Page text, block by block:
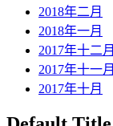
2018年二月
2018年一月
2017年十二月
2017年十一月
2017年十月